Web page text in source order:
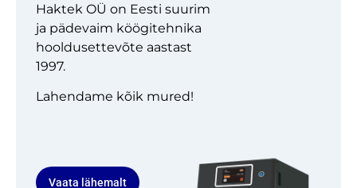
Haktek OÜ on Eesti suurim
ja pädevaim köögitehnika
hooldusettevõte aastast
1997.
Lahendame kõik mured!
Vaata lähemalt